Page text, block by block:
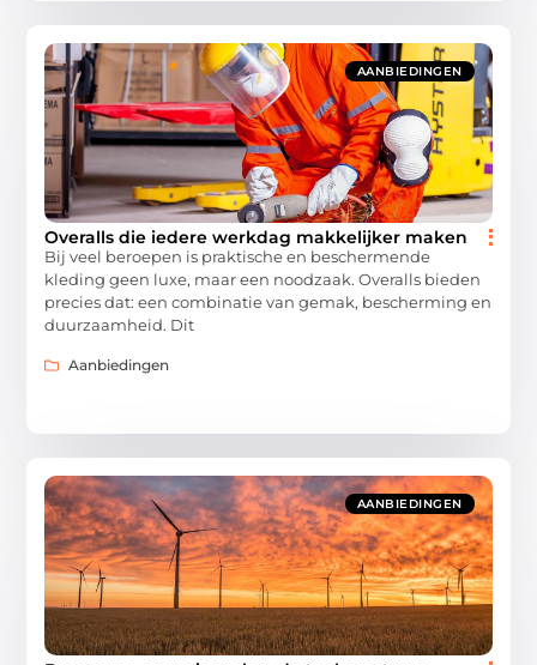
AANBIEDINGEN
Overalls die iedere werkdag makkelijker maken
Bij veel beroepen is praktische en beschermende
kleding geen luxe, maar een noodzaak. Overalls bieden
precies dat: een combinatie van gemak, bescherming en
duurzaamheid. Dit
Aanbiedingen
AANBIEDINGEN